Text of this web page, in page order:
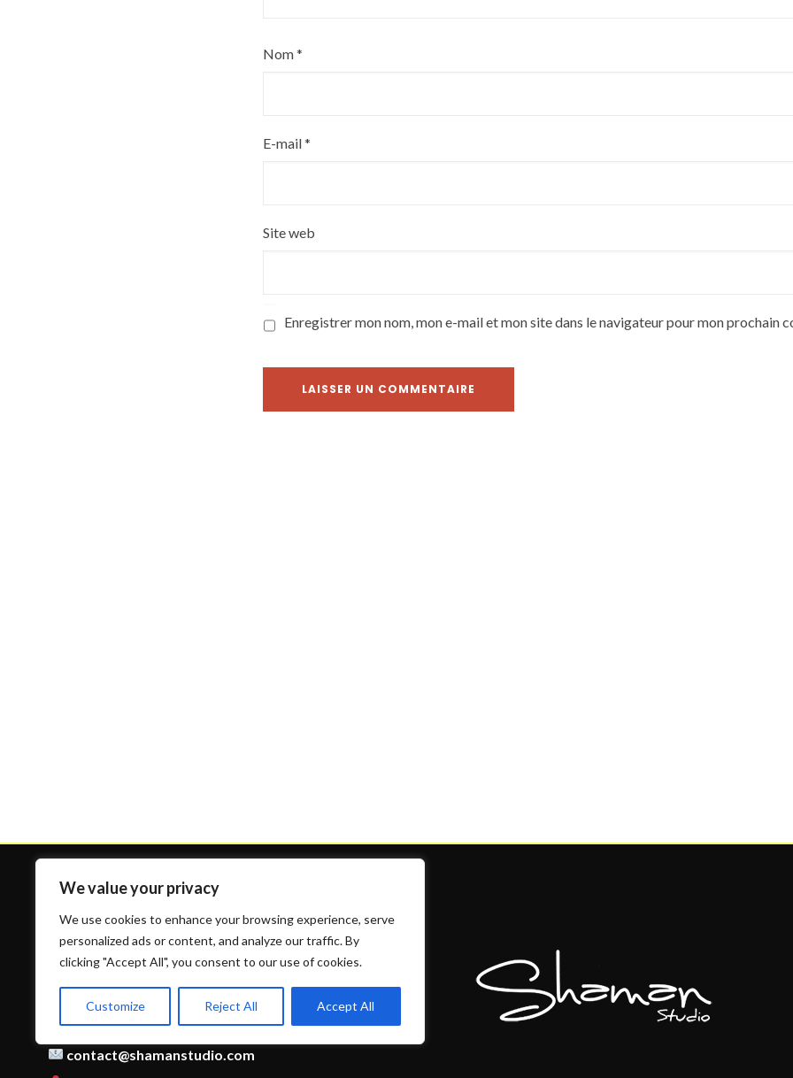
We value your privacy
We use cookies to enhance your browsing experience, serve
personalized ads or content, and analyze our traffic. By
clicking "Accept All", you consent to our use of cookies.
Customize Reject All Accept All
Nom*
E-mail*
Site web
Enregistrer mon nom, mon e-mail et mon site dans le navigateur pour mon prochain
09 53 90 58 03
contact@shamanstudio.com